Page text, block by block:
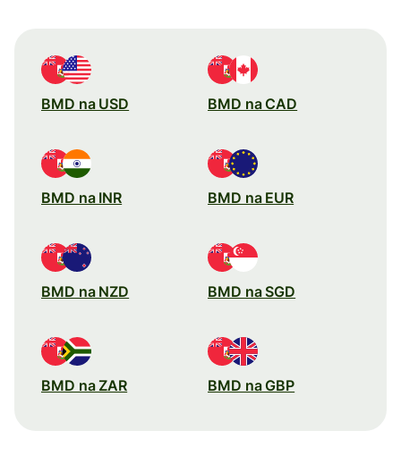
BMD na USD BMD na CAD
BMD na INR BMD na EUR
BMD na NZD BMD na SGD
BMD na ZAR BMD na GBP